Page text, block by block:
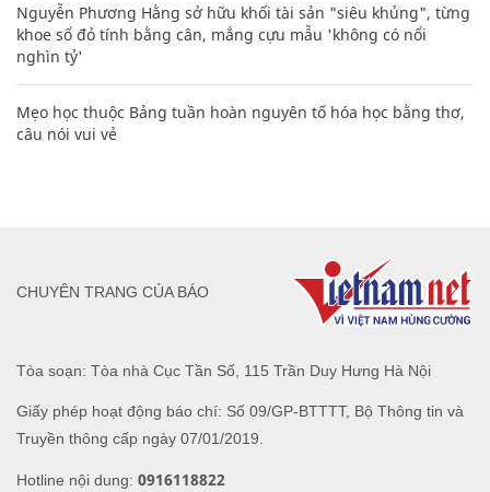
Nguyễn Phương Hằng sở hữu khối tài sản "siêu khủng", từng
khoe sổ đỏ tính bằng cân, mắng cựu mẫu 'không có nổi
nghìn tỷ'
Mẹo học thuộc Bảng tuần hoàn nguyên tố hóa học bằng thơ,
câu nói vui vẻ
Tòa soạn: Tòa nhà Cục Tần Số, 115 Trần Duy Hưng Hà Nội
Giấy phép hoạt động báo chí: Số 09/GP-BTTTT, Bộ Thông tin và
Truyền thông cấp ngày 07/01/2019.
Hotline nội dung: 0916118822
CHUYÊN TRANG CỦA BÁO